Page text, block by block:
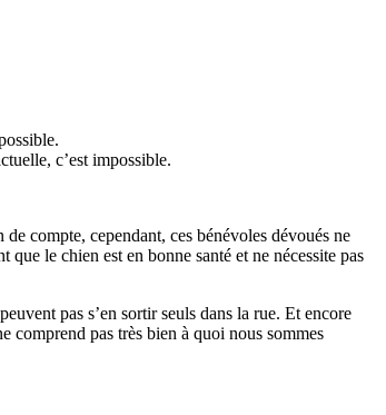
c’est impossible.
compte, cependant, ces bénévoles dévoués ne
le chien est en bonne santé et ne nécessite pas
pas s’en sortir seuls dans la rue. Et encore
comprend pas très bien à quoi nous sommes